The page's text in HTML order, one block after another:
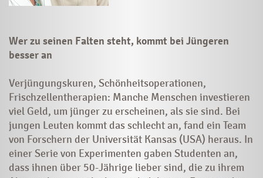
Wer zu seinen Falten steht, kommt bei Jüngeren
besser an
Verjüngungskuren, Schönheitsoperationen,
Frischzellentherapien: Manche Menschen investieren
viel Geld, um jünger zu erscheinen, als sie sind. Bei
jungen Leuten kommt das schlecht an, fand ein Team
von Forschern der Universität Kansas (USA) heraus. In
einer Serie von Experimenten gaben Studenten an,
dass ihnen über 50-Jährige lieber sind, die zu ihrem